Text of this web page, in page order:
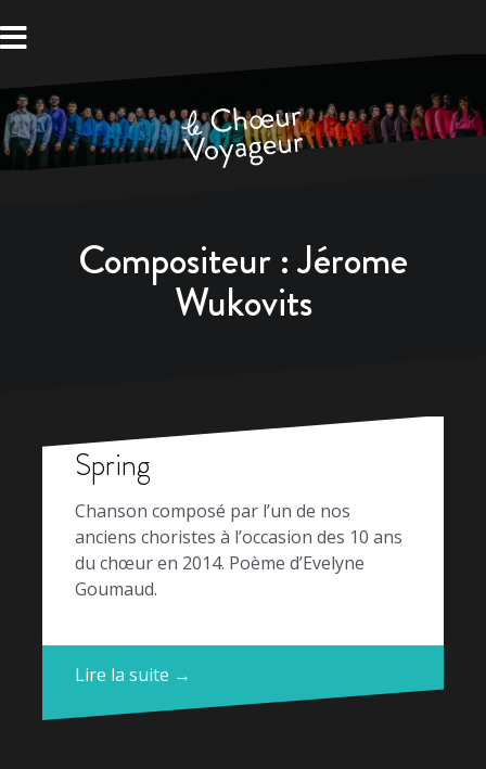
au
Compositeur :Jérome
Wukovits
Spring
Chanson composé par l’un de nos
anciens choristes à l’occasion des 10 ans
du chœur en 2014. Poème d’Evelyne
Goumaud.
Lire la suite →